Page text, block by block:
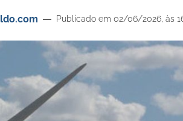
Publicado em 02/06/2026, às